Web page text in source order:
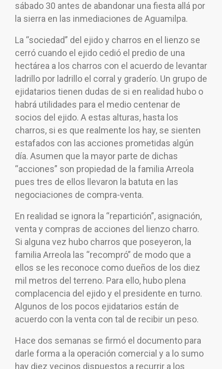
sábado 30 antes de abandonar una fiesta allá por
la sierra en las inmediaciones de Aguamilpa.
La “sociedad” del ejido y charros en el lienzo se
cerró cuando el ejido cedió el predio de una
hectárea a los charros con el acuerdo de levantar
ladrillo por ladrillo el corral y graderío. Un grupo de
ejidatarios tienen dudas de si en realidad hubo o
habrá utilidades para el medio centenar de
socios del ejido. A estas alturas, hasta los
charros, si es que realmente los hay, se sienten
estafados con las acciones prometidas algún
día. Asumen que la mayor parte de dichas
“acciones” son propiedad de la familia Arreola
pues tres de ellos llevaron la batuta en las
negociaciones de compra-venta.
En realidad se ignora la “repartición”, asignación,
venta y compras de acciones del lienzo charro.
Si alguna vez hubo charros que poseyeron, la
familia Arreola las “recompró” de modo que a
ellos se les reconoce como dueños de los diez
mil metros del terreno. Para ello, hubo plena
complacencia del ejido y el presidente en turno.
Algunos de los pocos ejidatarios están de
acuerdo con la venta con tal de recibir un peso.
Hace dos semanas se firmó el documento para
darle forma a la operación comercial y a lo sumo
hay diez vecinos dispuestos a recurrir a los